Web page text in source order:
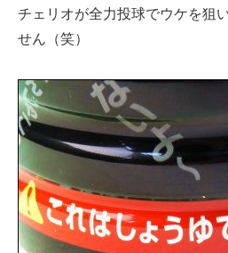
チェリオが全力投球でウケを狙
せん（笑）